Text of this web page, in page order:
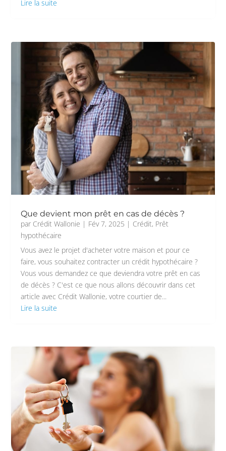
Lire la suite
Que devient mon prêt en cas de décès ?
par Crédit Wallonie | Fév 7, 2025 | Crédit, Prêt
hypothécaire
Vous avez le projet d'acheter votre maison et pour ce
faire, vous souhaitez contracter un crédit hypothécaire ?
Vous vous demandez ce que deviendra votre prêt en cas
de décès ? C'est ce que nous allons découvrir dans cet
article avec Crédit Wallonie, votre courtier de...
Lire la suite